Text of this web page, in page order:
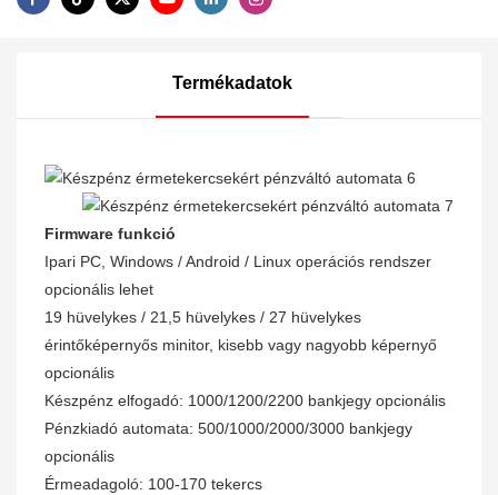
Termékadatok
Firmware funkció
Ipari PC, Windows / Android / Linux operációs rendszer
opcionális lehet
19 hüvelykes / 21,5 hüvelykes / 27 hüvelykes
érintőképernyős minitor, kisebb vagy nagyobb képernyő
opcionális
Készpénz elfogadó: 1000/1200/2200 bankjegy opcionális
Pénzkiadó automata: 500/1000/2000/3000 bankjegy
opcionális
Érmeadagoló: 100-170 tekercs